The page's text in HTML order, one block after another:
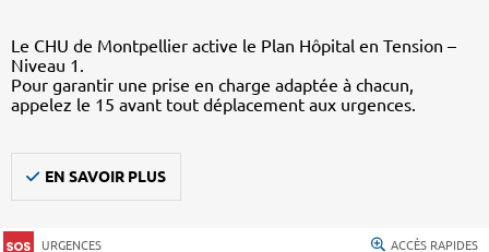
Le CHU de Montpellier active le Plan Hôpital en Tension –
Niveau 1.
Pour garantir une prise en charge adaptée à chacun,
appelez le 15 avant tout déplacement aux urgences.
EN SAVOIR PLUS
URGENCES ACCÈS RAPIDES